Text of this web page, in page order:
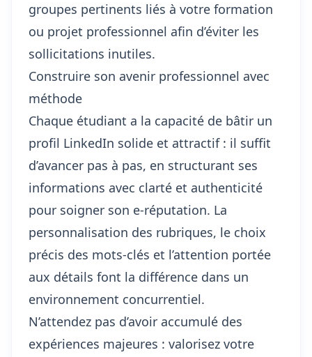
groupes pertinents liés à votre formation
ou projet professionnel afin d’éviter les
sollicitations inutiles.
Construire son avenir professionnel avec
méthode
Chaque étudiant a la capacité de bâtir un
profil LinkedIn solide et attractif : il suffit
d’avancer pas à pas, en structurant ses
informations avec clarté et authenticité
pour soigner son e-réputation. La
personnalisation des rubriques, le choix
précis des mots-clés et l’attention portée
aux détails font la différence dans un
environnement concurrentiel.
N’attendez pas d’avoir accumulé des
expériences majeures : valorisez votre